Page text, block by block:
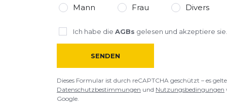
Mann Frau Divers
Ich habe die AGBs gelesen und akzeptiere sie.
SENDEN
Dieses Formular ist durch reCAPTCHA geschützt – es
Datenschutzbestimmungen und Nutzungsbedingungen
Google.